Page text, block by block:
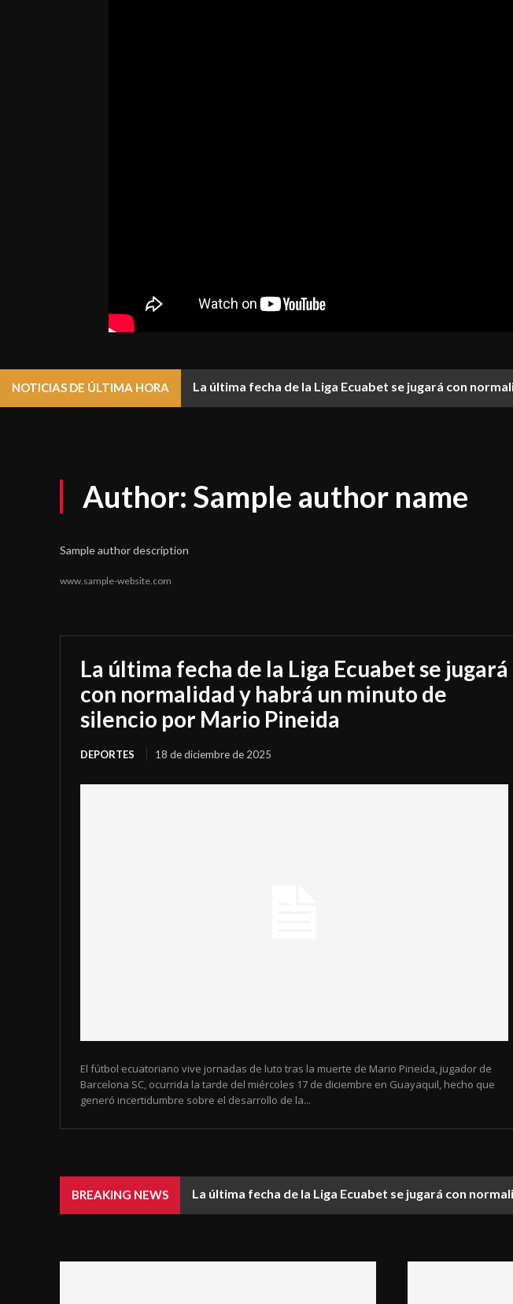
NOTICIAS DE ÚLTIMA HORA La última fecha de la Liga Ecuabet se jugará con
Author: Sample author name
Sample author description
www.sample-website.com
La última fecha de la Liga Ecuabet se jugará
con normalidad y habrá un minuto de
silencio por Mario Pineida
DEPORTES 18 de diciembre de 2025
El fútbol ecuatoriano vive jornadas de luto tras la muerte de Mario Pineida, jugador de
Barcelona SC, ocurrida la tarde del miércoles 17 de diciembre en Guayaquil, hecho que
generó incertidumbre sobre el desarrollo de la...
BREAKING NEWS La última fecha de la Liga Ecuabet se jugará con